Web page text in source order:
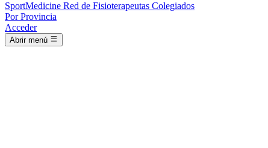
SportMedicine Red de Fisioterapeutas Colegiados
Por Provincia
Acceder
Abrir menú